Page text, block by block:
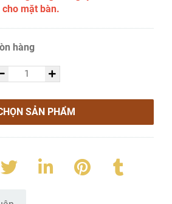
mặt bàn.
hàng
SẢN PHẨM